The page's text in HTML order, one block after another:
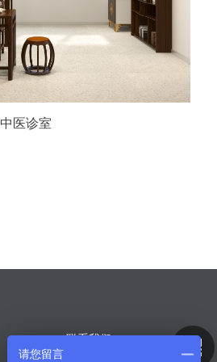
中医诊室
一 联系我们
请您留言